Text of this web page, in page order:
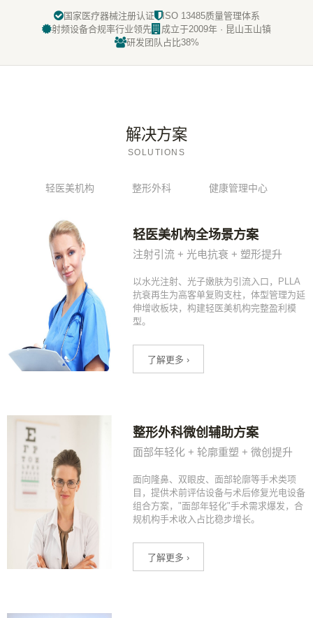
国家医疗器械注册认证
ISO 13485质量管理体系
射频设备合规率行业领先
成立于2009年 · 昆山玉山镇
研发团队占比38%
解决方案
SOLUTIONS
轻医美机构 整形外科 健康管理中心
轻医美机构全场景方案
注射引流 + 光电抗衰 + 塑形提升
以水光注射、光子嫩肤为引流入口，PLLA
抗衰再生为高客单复购支柱，体型管理为延
伸增收板块，构建轻医美机构完整盈利模
型。
了解更多 ›
整形外科微创辅助方案
面部年轻化 + 轮廓重塑 + 微创提升
面向隆鼻、双眼皮、面部轮廓等手术类项
目，提供术前评估设备与术后修复光电设备
组合方案，"面部年轻化"手术需求爆发，合
规机构手术收入占比稳步增长。
了解更多 ›